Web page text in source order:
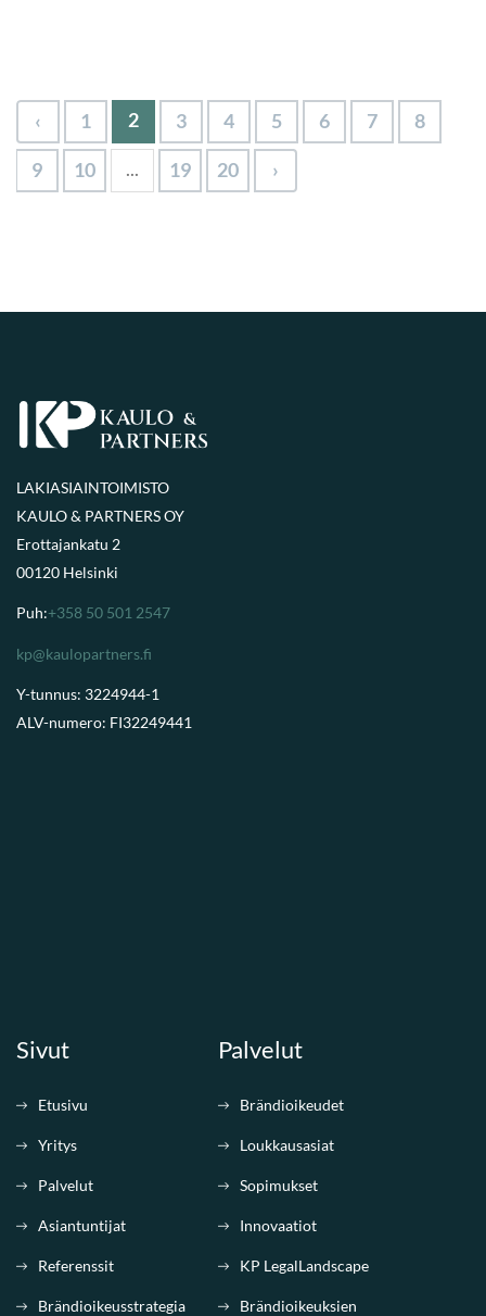
‹ 1 2 3 4 5 6 7 8
9 10 ... 19 20 ›
LAKIASIAINTOIMISTO
KAULO & PARTNERS OY
Erottajankatu 2
00120 Helsinki
Puh:+358 50 501 2547
kp@kaulopartners.fi
Y-tunnus: 3224944-1
ALV-numero: FI32249441
Sivut
Etusivu
Yritys
Palvelut
Asiantuntijat
Referenssit
Brändioikeusstrategia
Palvelut
Brändioikeudet
Loukkausasiat
Sopimukset
Innovaatiot
KP LegalLandscape
Brändioikeuksien